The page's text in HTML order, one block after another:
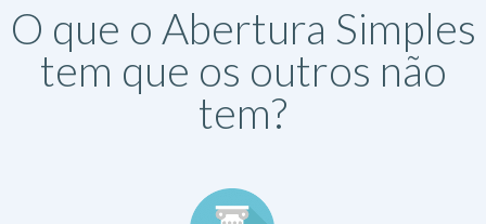
O que o Abertura Simples
tem que os outros não
tem?